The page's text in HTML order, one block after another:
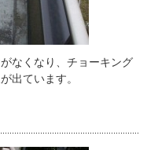
なくなり、チョーキング
出ています。